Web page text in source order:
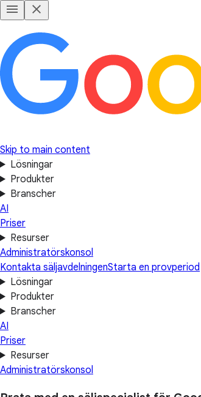
Skip to main content
Lösningar
Produkter
Branscher
AI
Priser
Resurser
Administratörskonsol
Kontakta säljavdelningenStarta en provperiod
Lösningar
Produkter
Branscher
AI
Priser
Resurser
Administratörskonsol